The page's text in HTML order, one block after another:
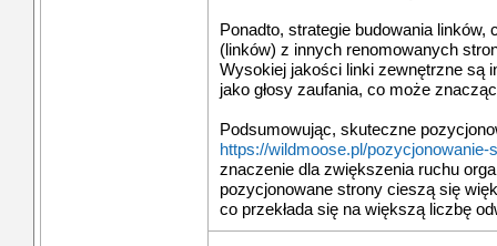
Ponadto, strategie budowania
(linków) z innych renomowanych
Wysokiej jakości linki zewnętrzne są
jako głosy zaufania, co może
Podsumowując, skuteczne
https://wildmoose.pl/pozycjonowanie-
znaczenie dla zwiększenia ruchu
pozycjonowane strony cieszą się
co przekłada się na większą liczbę